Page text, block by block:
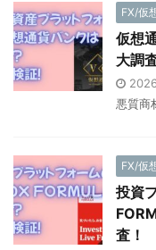
FX/仮
仮想
大調
悪質商
FX/仮
投資
査！